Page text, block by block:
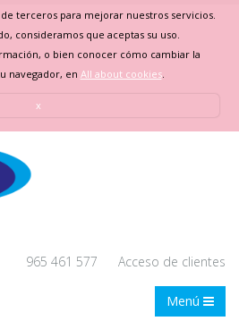
terceros para mejorar nuestros servicios.
consideramos que aceptas su uso.
o bien conocer cómo cambiar la
navegador, en All about cookies.
x
965 461 577 Acceso de clientes
Menú